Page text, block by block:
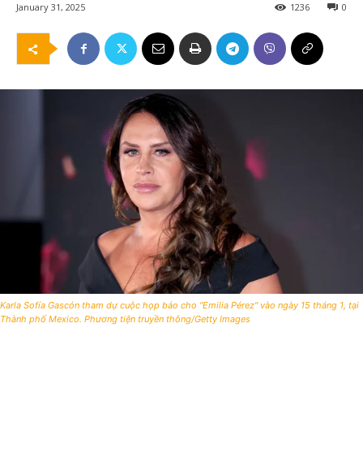
January 31, 2025 0
1236
Karla Sofía Gascón tham dự cuộc họp báo cho "Emilia Pérez" vào ngày 15 tháng 1, tại
Thành phố Mexico. Phương tiện truyền thông/Getty Images